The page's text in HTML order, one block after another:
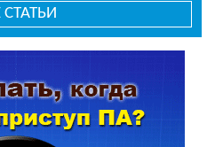
СТАТЬИ